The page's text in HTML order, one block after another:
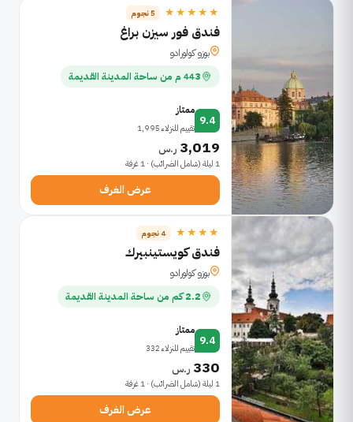
★★★★★ 5 نجوم
فندق فور سيزن براغ
بوزو كولورادو
443 م من ساحة المدينة القديمة
9.4
ممتاز
تقييم للنزلاء 1,995
3,019 ر.س
1 ليلة (شامل الضرائب) · 1 غرفة
عرض الغرف
★★★★ 4 نجوم
فندق كويستينبيرك
بوزو كولورادو
2.2 كم من ساحة المدينة القديمة
9.4
ممتاز
تقييم للنزلاء 332
330 ر.س
1 ليلة (شامل الضرائب) · 1 غرفة
عرض الغرف